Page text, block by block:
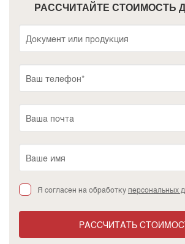
РАССЧИТАЙТЕ СТОИМОСТЬ
Я согласен на обработкуперсональных
РАССЧИТАТЬ